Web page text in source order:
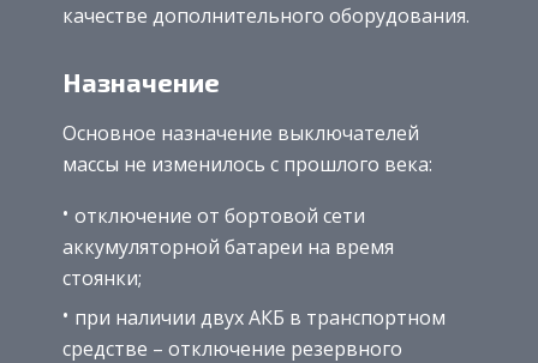
качестве дополнительного оборудования.
Назначение
Основное назначение выключателей
массы не изменилось с прошлого века:
отключение от бортовой сети
аккумуляторной батареи на время
стоянки;
при наличии двух АКБ в транспортном
средстве – отключение резервного